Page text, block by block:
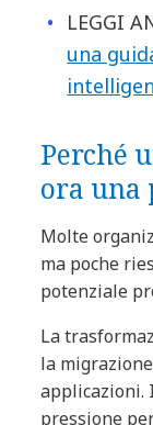
LEGGI
una
Perché
ora una
Molte
ma poche
potenziale
La
la
applicazioni.
pressione